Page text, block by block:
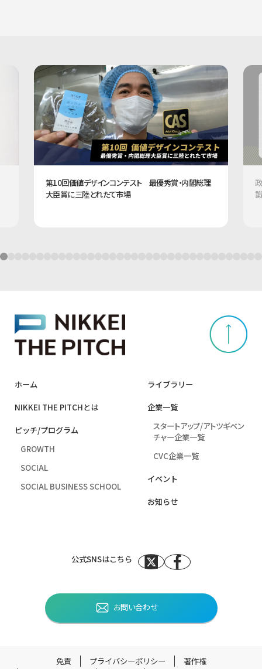
第10回価値デザインコンテスト 最優秀賞・内閣総理
大臣賞に三陸とれたて市場
ホーム
NIKKEI THE PITCHとは
ピッチ/プログラム
GROWTH
SOCIAL
SOCIAL BUSINESS SCHOOL
ライブラリー
企業⼀覧
スタートアップ/アトツギベン
チャー企業一覧
CVC企業一覧
イベント
お知らせ
お問い合わせ
公式SNSはこちら
免責 プライバシーポリシー
著作権